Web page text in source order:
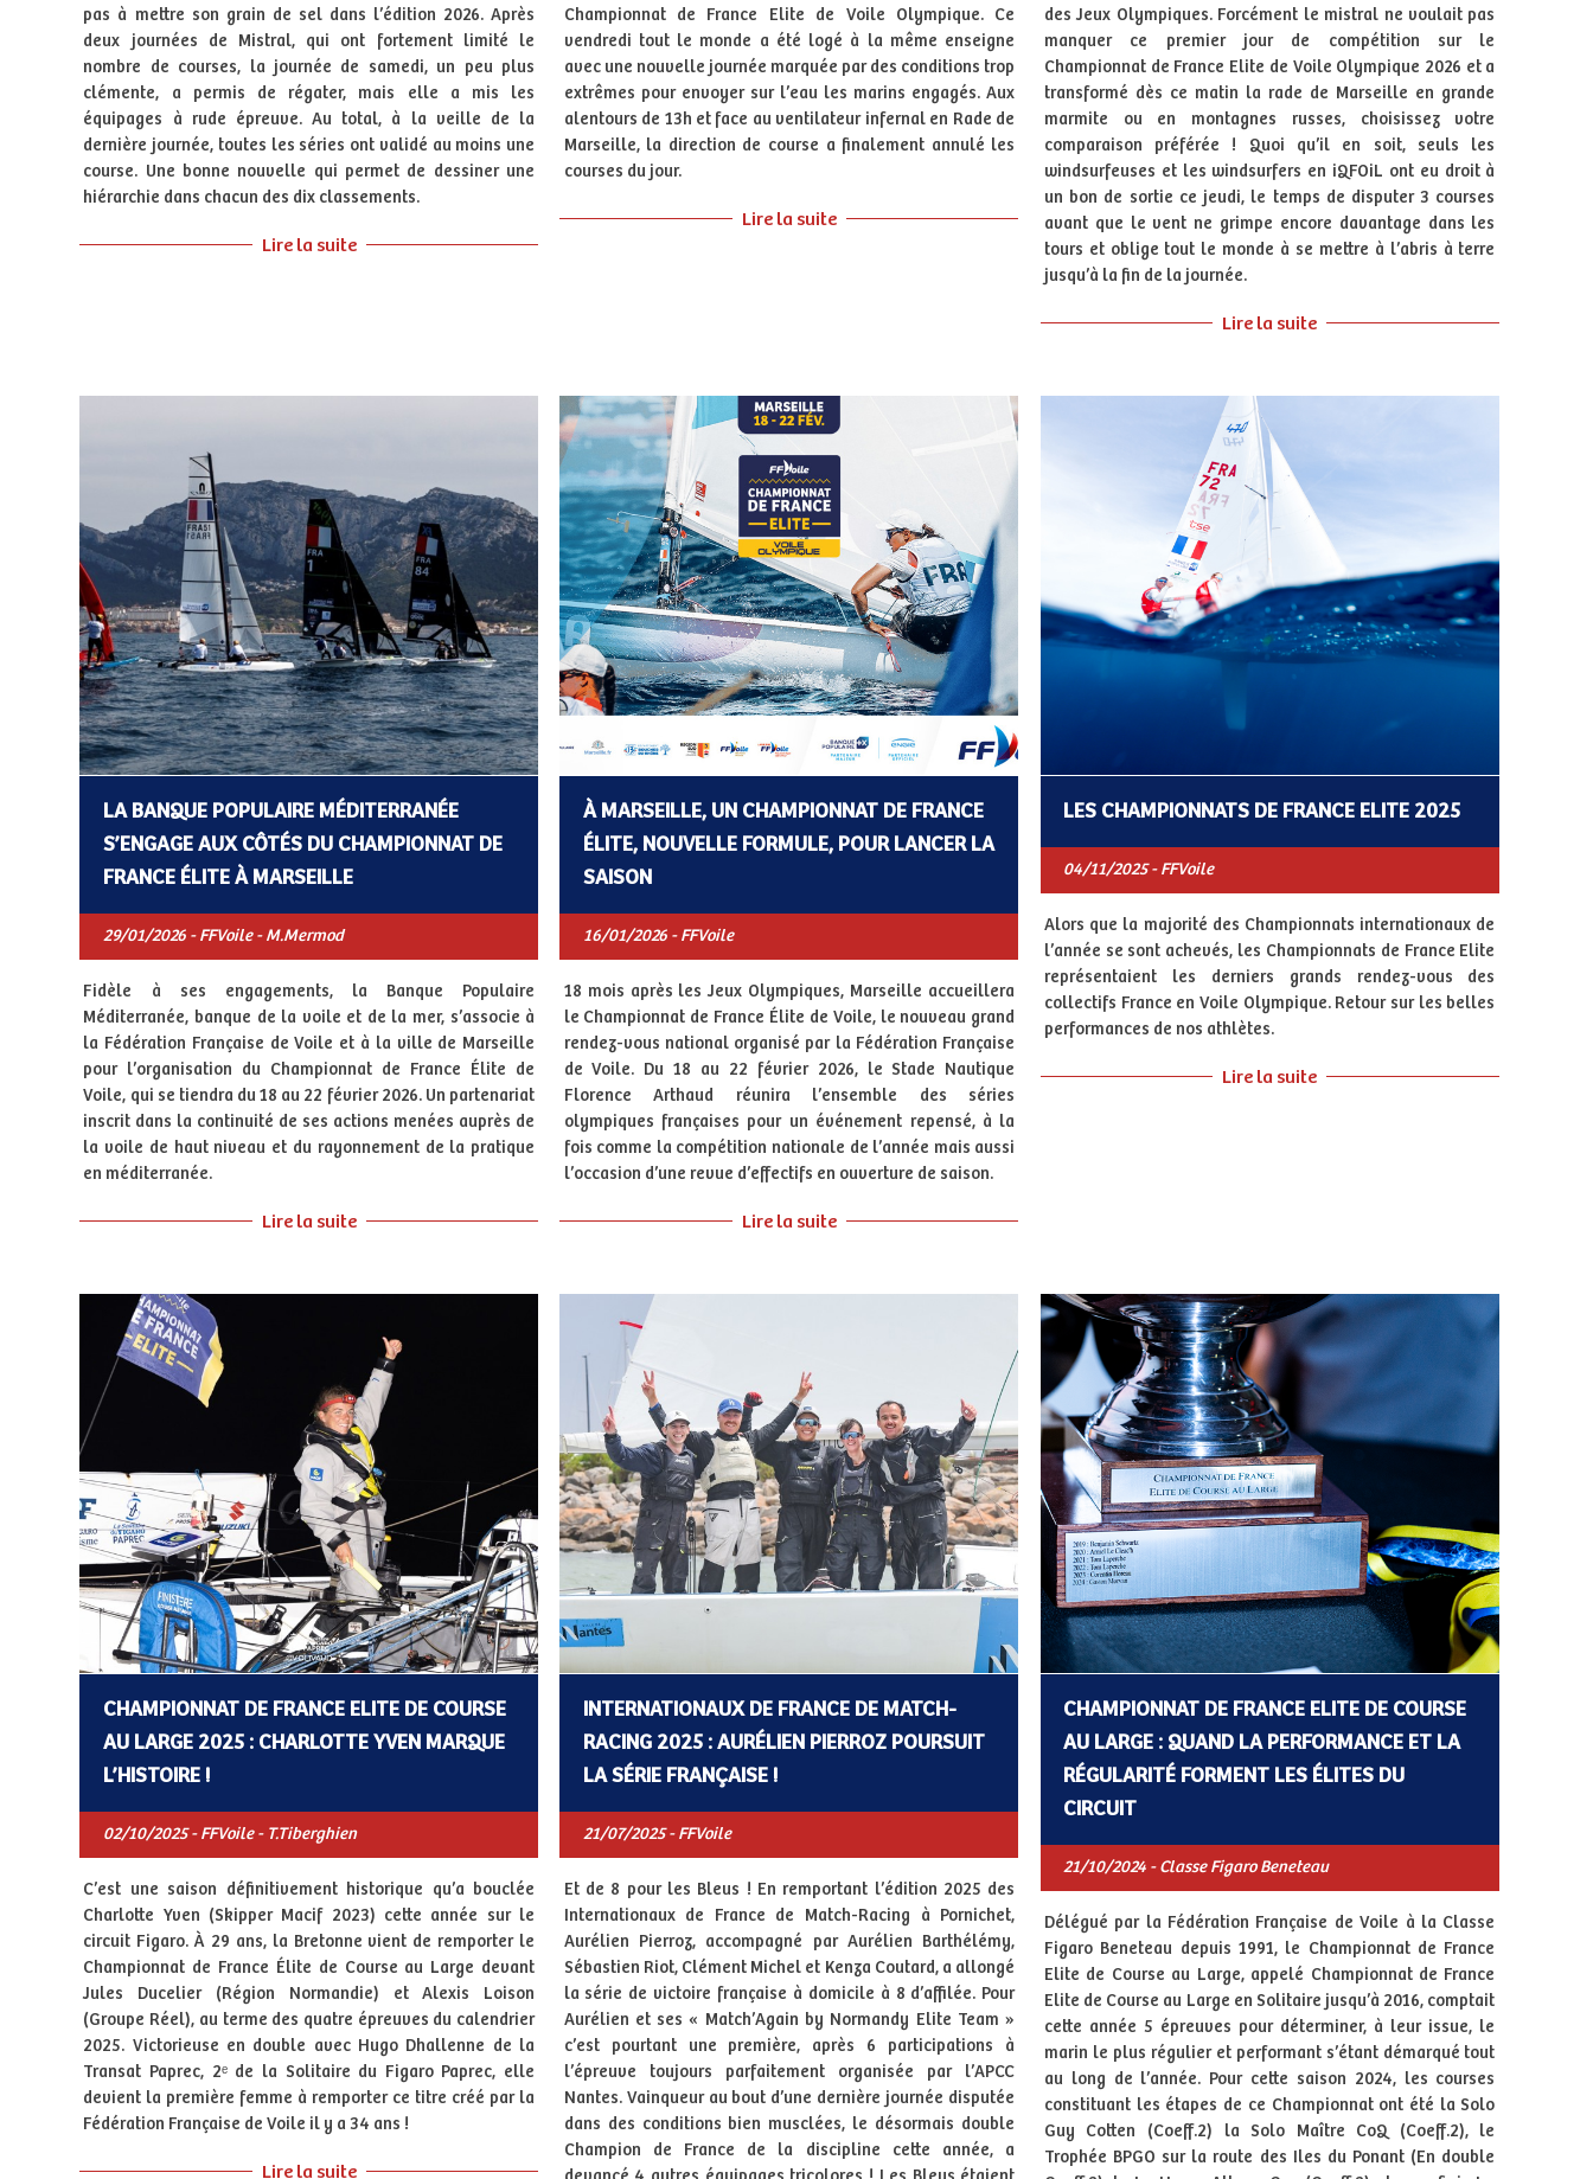
pas à mettre son grain de sel dans l’édition 2026. Après
deux journées de Mistral, qui ont fortement limité le
nombre de courses, la journée de samedi, un peu plus
clémente, a permis de régater, mais elle a mis les
équipages à rude épreuve. Au total, à la veille de la
dernière journée, toutes les séries ont validé au moins une
course. Une bonne nouvelle qui permet de dessiner une
hiérarchie dans chacun des dix classements.
Lire la suite
Championnat de France Elite de Voile Olympique. Ce
vendredi tout le monde a été logé à la même enseigne
avec une nouvelle journée marquée par des conditions trop
extrêmes pour envoyer sur l’eau les marins engagés. Aux
alentours de 13h et face au ventilateur infernal en Rade de
Marseille, la direction de course a finalement annulé les
courses du jour.
Lire la suite
des Jeux Olympiques. Forcément le mistral ne voulait pas
manquer ce premier jour de compétition sur le
Championnat de France Elite de Voile Olympique 2026 et a
transformé dès ce matin la rade de Marseille en grande
marmite ou en montagnes russes, choisissez votre
comparaison préférée ! Quoi qu’il en soit, seuls les
windsurfeuses et les windsurfers en iQFOiL ont eu droit à
un bon de sortie ce jeudi, le temps de disputer 3 courses
avant que le vent ne grimpe encore davantage dans les
tours et oblige tout le monde à se mettre à l’abris à terre
jusqu’à la fin de la journée.
Lire la suite
LA BANQUE POPULAIRE MÉDITERRANÉE
S’ENGAGE AUX CÔTÉS DU CHAMPIONNAT DE
FRANCE ÉLITE À MARSEILLE
29/01/2026 - FFVoile - M.Mermod
Fidèle à ses engagements, la Banque Populaire
Méditerranée, banque de la voile et de la mer, s’associe à
la Fédération Française de Voile et à la ville de Marseille
pour l’organisation du Championnat de France Élite de
Voile, qui se tiendra du 18 au 22 février 2026. Un partenariat
inscrit dans la continuité de ses actions menées auprès de
la voile de haut niveau et du rayonnement de la pratique
en méditerranée.
Lire la suite
À MARSEILLE, UN CHAMPIONNAT DE FRANCE
ÉLITE, NOUVELLE FORMULE, POUR LANCER LA
SAISON
16/01/2026 - FFVoile
18 mois après les Jeux Olympiques, Marseille accueillera
le Championnat de France Élite de Voile, le nouveau grand
rendez-vous national organisé par la Fédération Française
de Voile. Du 18 au 22 février 2026, le Stade Nautique
Florence Arthaud réunira l’ensemble des séries
olympiques françaises pour un événement repensé, à la
fois comme la compétition nationale de l’année mais aussi
l’occasion d’une revue d’effectifs en ouverture de saison.
Lire la suite
LES CHAMPIONNATS DE FRANCE ELITE 2025
04/11/2025 - FFVoile
Alors que la majorité des Championnats internationaux de
l’année se sont achevés, les Championnats de France Elite
représentaient les derniers grands rendez-vous des
collectifs France en Voile Olympique. Retour sur les belles
performances de nos athlètes.
Lire la suite
CHAMPIONNAT DE FRANCE ELITE DE COURSE
AU LARGE 2025 : CHARLOTTE YVEN MARQUE
L’HISTOIRE !
02/10/2025 - FFVoile - T.Tiberghien
C’est une saison définitivement historique qu’a bouclée
Charlotte Yven (Skipper Macif 2023) cette année sur le
circuit Figaro. À 29 ans, la Bretonne vient de remporter le
Championnat de France Élite de Course au Large devant
Jules Ducelier (Région Normandie) et Alexis Loison
(Groupe Réel), au terme des quatre épreuves du calendrier
2025. Victorieuse en double avec Hugo Dhallenne de la
Transat Paprec, 2ᵉ de la Solitaire du Figaro Paprec, elle
devient la première femme à remporter ce titre créé par la
Fédération Française de Voile il y a 34 ans !
Lire la suite
INTERNATIONAUX DE FRANCE DE MATCH-
RACING 2025 : AURÉLIEN PIERROZ POURSUIT
LA SÉRIE FRANÇAISE !
21/07/2025 - FFVoile
Et de 8 pour les Bleus ! En remportant l’édition 2025 des
Internationaux de France de Match-Racing à Pornichet,
Aurélien Pierroz, accompagné par Aurélien Barthélémy,
Sébastien Riot, Clément Michel et Kenza Coutard, a allongé
la série de victoire française à domicile à 8 d’affilée. Pour
Aurélien et ses « Match’Again by Normandy Elite Team »
c’est pourtant une première, après 6 participations à
l’épreuve toujours parfaitement organisée par l’APCC
Nantes. Vainqueur au bout d’une dernière journée disputée
dans des conditions bien musclées, le désormais double
Champion de France de la discipline cette année, a
CHAMPIONNAT DE FRANCE ELITE DE COURSE
AU LARGE : QUAND LA PERFORMANCE ET LA
RÉGULARITÉ FORMENT LES ÉLITES DU
CIRCUIT
21/10/2024 - Classe Figaro Beneteau
Délégué par la Fédération Française de Voile à la Classe
Figaro Beneteau depuis 1991, le Championnat de France
Elite de Course au Large, appelé Championnat de France
Elite de Course au Large en Solitaire jusqu’à 2016, comptait
cette année 5 épreuves pour déterminer, à leur issue, le
marin le plus régulier et performant s’étant démarqué tout
au long de l’année. Pour cette saison 2024, les courses
constituant les étapes de ce Championnat ont été la Solo
Guy Cotten (Coeff.2) la Solo Maître CoQ (Coeff.2), le
Trophée BPGO sur la route des Iles du Ponant (En double